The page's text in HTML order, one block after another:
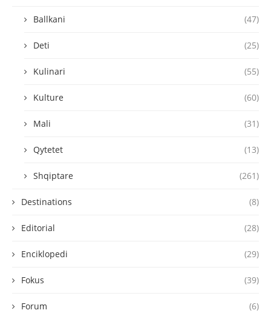
Ballkani (47)
Deti (25)
Kulinari (55)
Kulture (60)
Mali (31)
Qytetet (13)
Shqiptare (261)
Destinations (8)
Editorial (28)
Enciklopedi (29)
Fokus (39)
Forum (6)